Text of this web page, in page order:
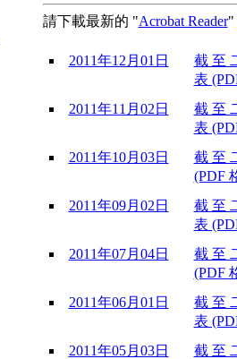
請下載最新的 "Acrobat Reader"
2011年12月01日
截 至
表
2011年11月02日
截 至
表
2011年10月03日
截 至
(PDF
2011年09月02日
截 至
表
2011年07月04日
截 至
(PDF
2011年06月01日
截 至
表
2011年05月03日
截 至